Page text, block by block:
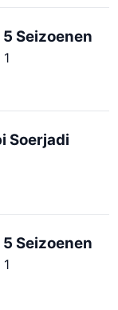
Seizoenen
Soerjadi
Seizoenen